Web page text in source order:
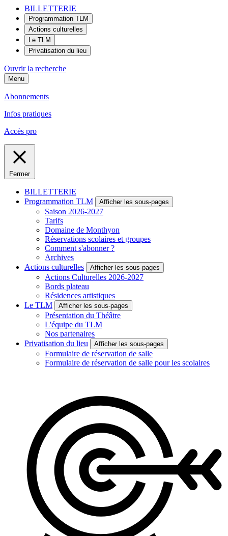
BILLETTERIE
Programmation TLM
Actions culturelles
Le TLM
Privatisation du lieu
Ouvrir la recherche
Menu
Abonnements
Infos pratiques
Accès pro
Fermer
BILLETTERIE
Programmation TLM
Afficher les sous-pages
Saison 2026-2027
Tarifs
Domaine de Monthyon
Réservations scolaires et groupes
Comment s'abonner ?
Archives
Actions culturelles
Afficher les sous-pages
Actions Culturelles 2026-2027
Bords plateau
Résidences artistiques
Le TLM
Afficher les sous-pages
Présentation du Théâtre
L'équipe du TLM
Nos partenaires
Privatisation du lieu
Afficher les sous-pages
Formulaire de réservation de salle
Formulaire de réservation de salle pour les scolaires